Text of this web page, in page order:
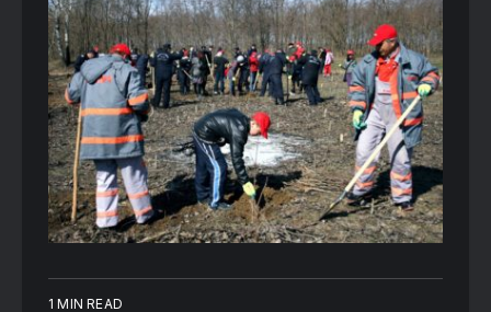
1 MIN READ